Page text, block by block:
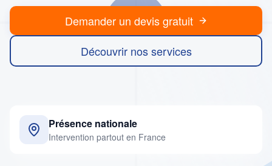
Demander un devis gratuit
Découvrir nos services
Présence nationale
Intervention partout en France